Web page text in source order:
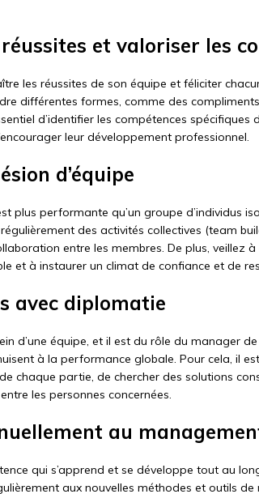
et valoriser les
les réussites de son équipe et féliciter
différentes formes, comme des
d’identifier les compétences spécifiques
leur développement professionnel.
d’équipe
plus performante qu’un groupe d’individus
des activités collectives (team
entre les membres. De plus, veillez à
et à instaurer un climat de confiance et de
avec diplomatie
d’une équipe, et il est du rôle du manager
à la performance globale. Pour cela, il
chaque partie, de chercher des solutions
les personnes concernées.
au
qui s’apprend et se développe tout au
aux nouvelles méthodes et outils